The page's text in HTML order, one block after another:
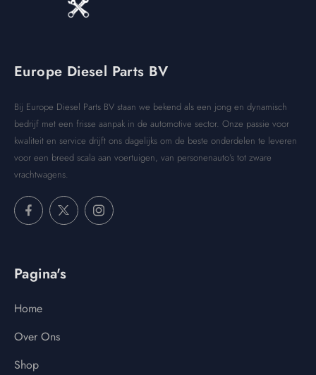
Europe Diesel Parts BV
Bij Europe Diesel Parts BV staan we bekend als een jong en dynamisch
bedrijf met een frisse aanpak in de automotive sector. Onze passie voor
kwaliteit en service drijft ons dagelijks om de beste onderdelen te leveren
voor een breed scala aan voertuigen, van personenauto’s tot zware
vrachtwagens.
Pagina's
Home
Over Ons
Shop